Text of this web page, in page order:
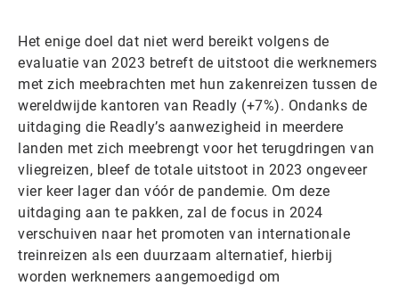
Het enige doel dat niet werd bereikt volgens de
evaluatie van 2023 betreft de uitstoot die werknemers
met zich meebrachten met hun zakenreizen tussen de
wereldwijde kantoren van Readly (+7%). Ondanks de
uitdaging die Readly’s aanwezigheid in meerdere
landen met zich meebrengt voor het terugdringen van
vliegreizen, bleef de totale uitstoot in 2023 ongeveer
vier keer lager dan vóór de pandemie. Om deze
uitdaging aan te pakken, zal de focus in 2024
verschuiven naar het promoten van internationale
treinreizen als een duurzaam alternatief, hierbij
worden werknemers aangemoedigd om